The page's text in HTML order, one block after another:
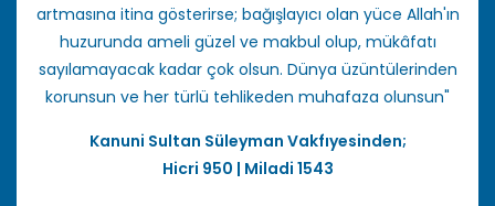
artmasına itina gösterirse; bağışlayıcı olan yüce Allah'ın
huzurunda ameli güzel ve makbul olup, mükâfatı
sayılamayacak kadar çok olsun. Dünya üzüntülerinden
korunsun ve her türlü tehlikeden muhafaza olunsun"
Kanuni Sultan Süleyman Vakfıyesinden;
Hicri 950 | Miladi 1543